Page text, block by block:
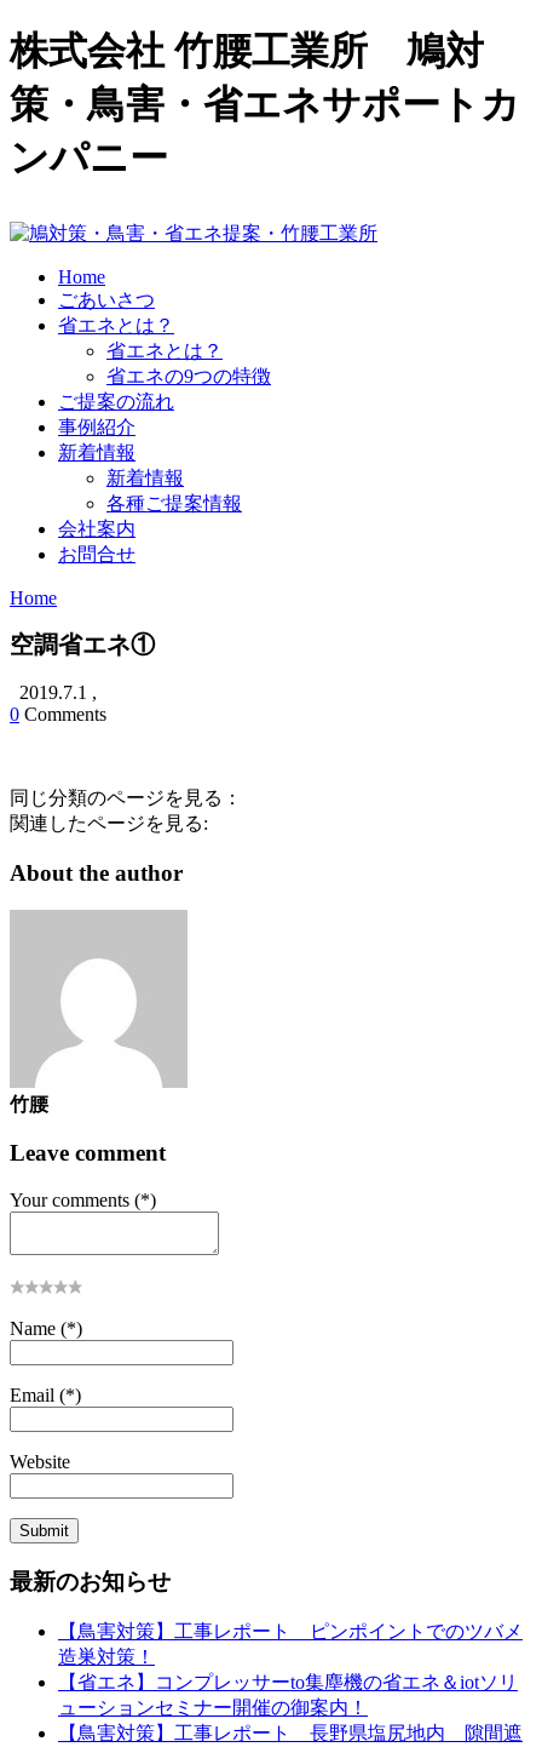
株式会社 竹腰工業所 鳩対
策・鳥害・省エネサポートカ
ンパニー
Home
ごあいさつ
省エネとは？
省エネとは？
省エネの9つの特徴
ご提案の流れ
事例紹介
新着情報
新着情報
各種ご提案情報
会社案内
お問合せ
Home
空調省エネ①
2019.7.1 ,
0 Comments
同じ分類のページを見る：
関連したページを見る:
About the author
竹腰
Leave comment
Your comments (*)
Name (*)
Email (*)
Website
最新のお知らせ
【鳥害対策】工事レポート ピンポイントでのツバメ
造巣対策！
【省エネ】コンプレッサーto集塵機の省エネ＆iotソリ
ューションセミナー開催の御案内！
【鳥害対策】工事レポート 長野県塩尻地内 隙間遮